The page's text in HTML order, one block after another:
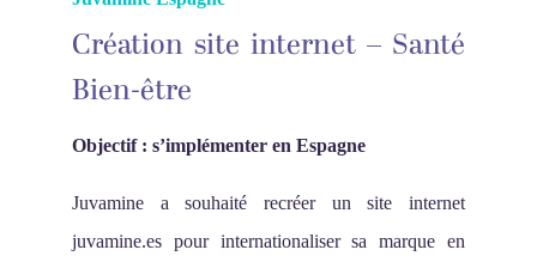
Création site internet – Santé
Bien-être
Objectif : s’implémenter en Espagne
Juvamine a souhaité recréer un site internet
juvamine.es pour internationaliser sa marque en